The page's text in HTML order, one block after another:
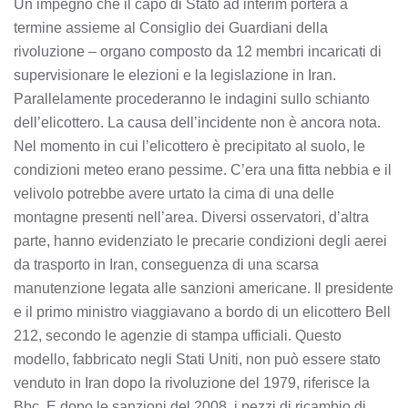
Un impegno che il capo di Stato ad interim porterà a
termine assieme al Consiglio dei Guardiani della
rivoluzione – organo composto da 12 membri incaricati di
supervisionare le elezioni e la legislazione in Iran.
Parallelamente procederanno le indagini sullo schianto
dell’elicottero. La causa dell’incidente non è ancora nota.
Nel momento in cui l’elicottero è precipitato al suolo, le
condizioni meteo erano pessime. C’era una fitta nebbia e il
velivolo potrebbe avere urtato la cima di una delle
montagne presenti nell’area. Diversi osservatori, d’altra
parte, hanno evidenziato le precarie condizioni degli aerei
da trasporto in Iran, conseguenza di una scarsa
manutenzione legata alle sanzioni americane. Il presidente
e il primo ministro viaggiavano a bordo di un elicottero Bell
212, secondo le agenzie di stampa ufficiali. Questo
modello, fabbricato negli Stati Uniti, non può essere stato
venduto in Iran dopo la rivoluzione del 1979, riferisce la